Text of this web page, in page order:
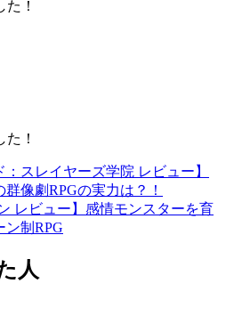
！
！
：スレイヤーズ学院 レビュー】
像劇RPGの実力は？！
レビュー】感情モンスターを育
ン制RPG
人